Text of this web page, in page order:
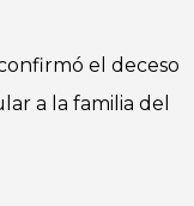
el deceso
a la familia del